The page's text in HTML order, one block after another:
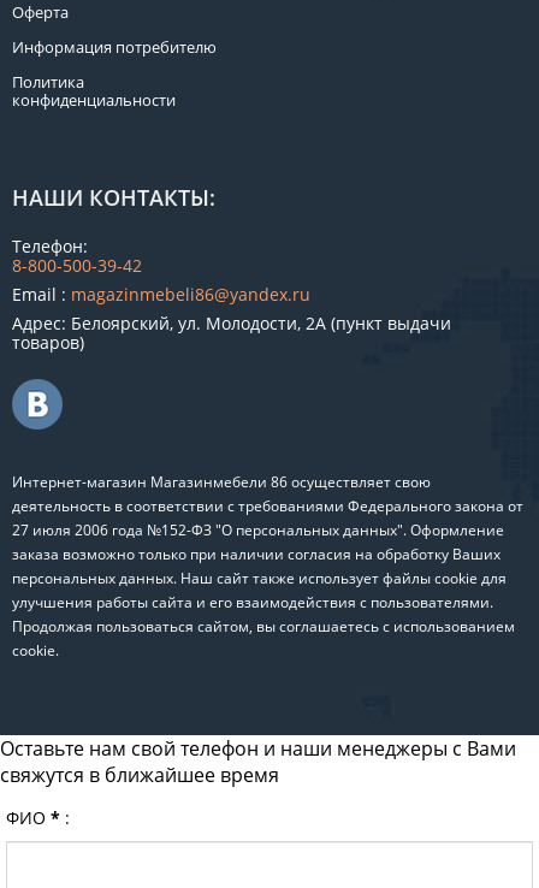
Оферта
Информация потребителю
Политика
конфиденциальности
НАШИ КОНТАКТЫ:
Телефон:
8-800-500-39-42
Email : magazinmebeli86@yandex.ru
Адрес: Белоярский, ул. Молодости, 2А (пункт выдачи
товаров)
Интернет-магазин Магазинмебели 86 осуществляет свою
деятельность в соответствии с требованиями Федерального закона от
27 июля 2006 года №152-ФЗ "О персональных данных". Оформление
заказа возможно только при наличии согласия на обработку Ваших
персональных данных. Наш сайт также использует файлы cookie для
улучшения работы сайта и его взаимодействия с пользователями.
Продолжая пользоваться сайтом, вы соглашаетесь с использованием
cookie.
Оставьте нам свой телефон и наши менеджеры с Вами
свяжутся в ближайшее время
ФИО * :